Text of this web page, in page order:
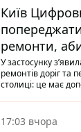
Київ
ремонти,
уникати
У застосунку
ремонтів доріг та
столиці: це має
17:03 вчора